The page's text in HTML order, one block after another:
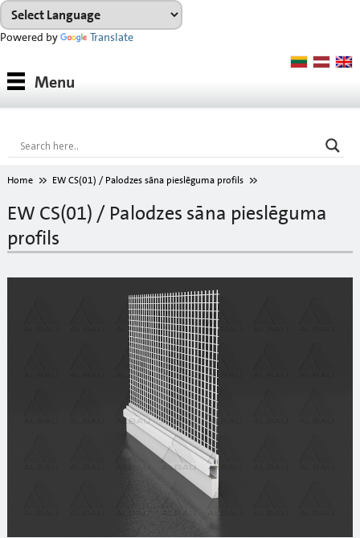
Powered by Translate
Produkti
Produktu sistēmas
Konsultācijas
Noma
Projekti
Lejupielādes
Menu
Home EW CS(01) / Palodzes sāna pieslēguma profils
EW CS(01) / Palodzes sāna pieslēguma
profils